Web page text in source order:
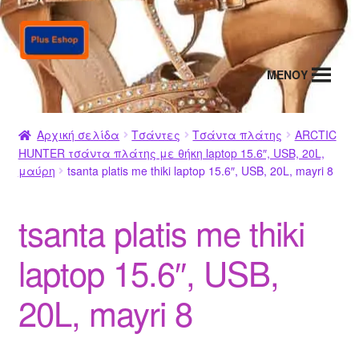
Απευθείας
μετάβαση
στην
πλοήγηση
Μετάβαση
σε
περιεχόμενο
MENΟΥ
Αρχική σελίδα Τσάντες Τσάντα πλάτης
ARCTIC
HUNTER τσάντα πλάτης με θήκη laptop 15.6″, USB, 20L,
μαύρη
tsanta platis me thiki laptop 15.6″, USB, 20L, mayri 8
tsanta platis me thiki
laptop 15.6″, USB,
20L, mayri 8